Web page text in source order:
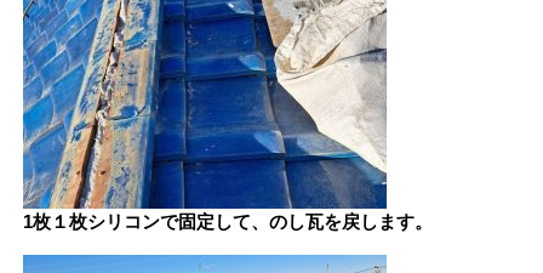
1枚１枚シリコンで固定して、のし瓦を戻します。